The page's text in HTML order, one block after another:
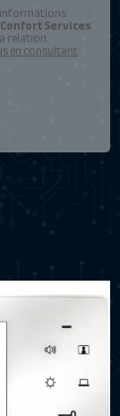
informations
Services
relation
en consultant